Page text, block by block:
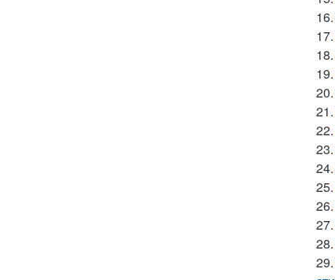
16.
17.
18.
19.
20.
21.
22.
23.
24.
25.
26.
27.
28.
29.